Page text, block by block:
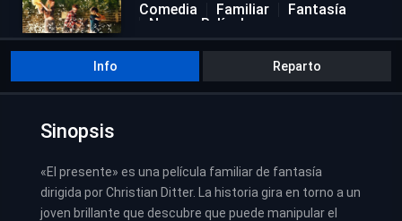
Comedia Familiar
Fantasía
Nuevas Películas
Info Reparto
Sinopsis
«El presente» es una película familiar de fantasía
dirigida por Christian Ditter. La historia gira en torno a un
joven brillante que descubre que puede manipular el